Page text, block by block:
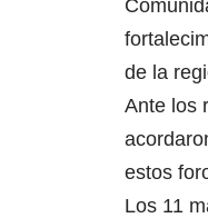
de la
Ante los
estos
Los 11